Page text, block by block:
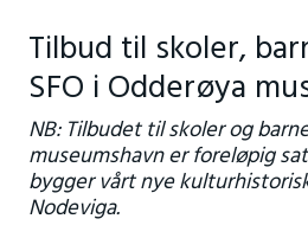
Tilbud til skoler,
SFO i Odderøya
NB: Tilbudet til skoler og
museumshavn er foreløpig
bygger vårt nye
Nodeviga.